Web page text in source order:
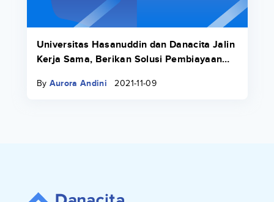
Universitas Hasanuddin dan Danacita Jalin
Kerja Sama, Berikan Solusi Pembiayaan
By Aurora Andini 2021-11-09